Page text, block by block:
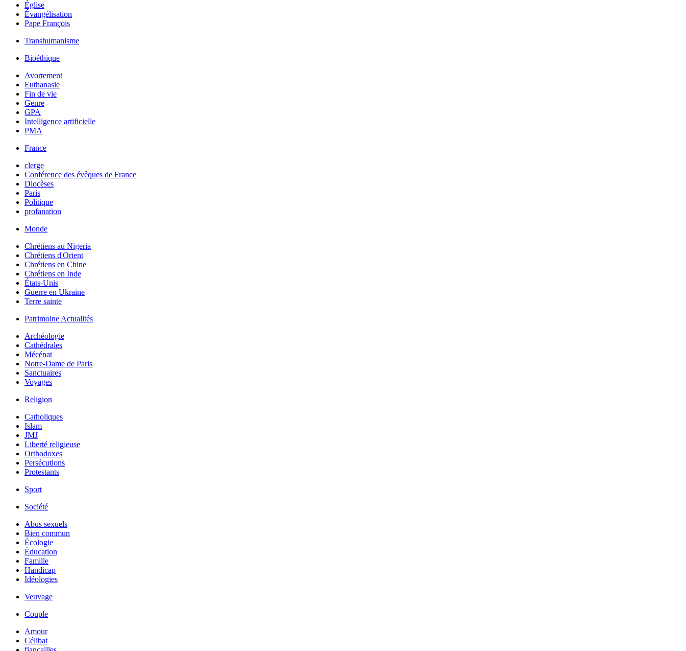
Église
Évangélisation
Pape François
Transhumanisme
Bioéthique
Avortement
Euthanasie
Fin de vie
Genre
GPA
Intelligence artificielle
PMA
France
clerge
Conférence des évêques de France
Diocèses
Paris
Politique
profanation
Monde
Chrétiens au Nigeria
Chrétiens d'Orient
Chrétiens en Chine
Chrétiens en Inde
États-Unis
Guerre en Ukraine
Terre sainte
Patrimoine Actualités
Archéologie
Cathédrales
Mécénat
Notre-Dame de Paris
Sanctuaires
Voyages
Religion
Catholiques
Islam
JMJ
Liberté religieuse
Orthodoxes
Persécutions
Protestants
Sport
Société
Abus sexuels
Bien commun
Écologie
Éducation
Famille
Handicap
Idéologies
Veuvage
Couple
Amour
Célibat